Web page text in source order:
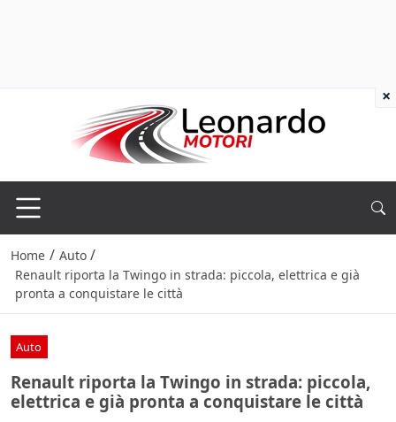
Home / Auto /
Renault riporta la Twingo in strada: piccola, elettrica e già
pronta a conquistare le città
Auto
Renault riporta la Twingo in strada: piccola,
elettrica e già pronta a conquistare le città
×